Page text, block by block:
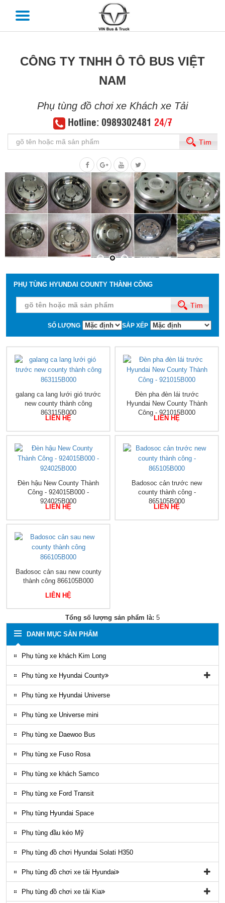
CÔNG TY TNHH Ô TÔ BUS VIỆT
NAM
Phụ tùng đồ chơi xe Khách xe Tải
Hotline: 0989302481 24/7
Tìm
PHỤ TÙNG HYUNDAI COUNTY THÀNH CÔNG
Tìm
SẮP XẾP
SỐ LƯỢNG
galang ca lang lưới gió trước
new county thành công
863115B000
LIÊN HỆ
Đèn pha đèn lái trước
Hyundai New County Thành
Công - 921015B000
LIÊN HỆ
Đèn hậu New County Thành
Công - 924015B000 -
924025B000
LIÊN HỆ
Badosoc cản trước new
county thành công -
865105B000
LIÊN HỆ
Badosoc cản sau new county
thành công 866105B000
LIÊN HỆ
Tổng số lượng sản phẩm là: 5
DANH MỤC SẢN PHẨM
Phụ tùng xe khách Kim Long
Phụ tùng xe Hyundai County
Phụ tùng vỏ xe County
Phụ kiện ghế county
Gioăng County
Phụ tùng gầm máy County
Ốp nhựa ngoại thất County
ĐÈN LED COUNTY
Nội thất County
Ngoại thất County
Phụ tùng điều hòa County
Phụ tùng xe Hyundai Universe
Phụ tùng xe Universe mini
Phụ tùng xe Daewoo Bus
Phụ tùng xe Fuso Rosa
Phụ tùng xe khách Samco
Phụ tùng xe Ford Transit
Phụ tùng Hyundai Space
Phụ tùng đầu kéo Mỹ
Phụ tùng đồ chơi Hyundai Solati H350
Phụ tùng đồ chơi xe tải Hyundai
Phụ tùng đồ chơi xe tải Hyundai HD65, HD72
Phụ tùng đồ chơi xe tải Kia